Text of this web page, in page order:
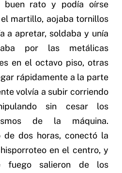
buen rato y podía oírse
martillo, aojaba tornillos
a apretar, soldaba y unía
por las metálicas
en el octavo piso, otras
rápidamente a la parte
volvía a subir corriendo
sin cesar los
de la máquina.
de dos horas, conectó la
en el centro, y
fuego salieron de los